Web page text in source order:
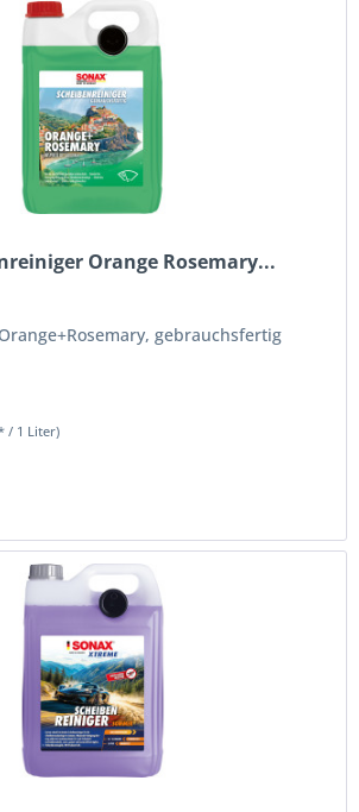
Orange Rosemary...
gebrauchsfertig
/ 1 Liter)